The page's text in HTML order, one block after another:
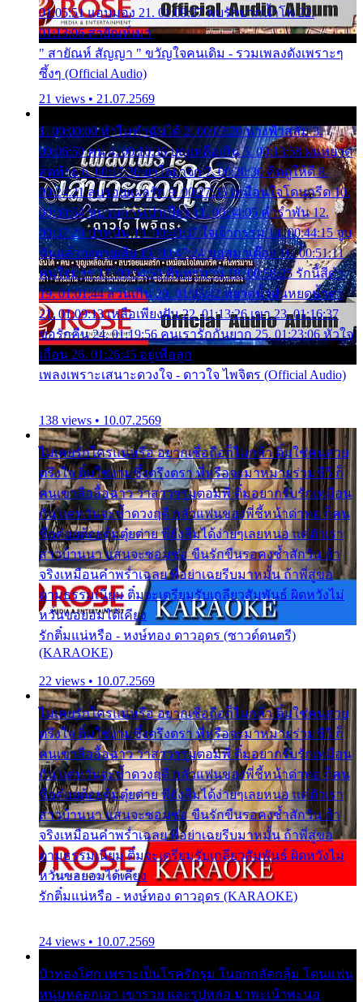
01:05:51 แอบมอง 21. 01:09:27 พบรักปากน้ำโพ 22.
01:13:06 สายัณห์เมา
" สายัณห์ สัญญา " ขวัญใจคนเดิม - รวมเพลงดังเพราะๆ
ซึ้งๆ (Official Audio)
21 views • 21.07.2569
1. 00:00:00 ทำไมทำฉันได้ 2. 00:03:20 นางฟ้าสลัม 3.
00:06:50 คน 4. 00:10:36 บุญเหลือเกิน 5. 00:13:58 ฝนหยาด
สุดท้าย 6. 00:17:30 ยาใจยาจก 7. 00:20:30 คิดดูให้ดี 8.
00:24:21 ลบรอยแผลรัก 9. 00:27:35 เหมือนใจโดนกรีด 10.
00:30:54 ขบวนการเปาเปียว 11. 00:34:05 คำรำพัน 12.
00:37:20 ปาหนัน 13. 00:40:37 ใจเจ้ากรรม 14. 00:44:15 จูบ
ฉันแล้วจงตายเสีย 15. 00:47:24 ขอสูมาเต๊อะ 16. 00:51:11
คนใจมาร 17. 00:54:50 คืนทรมาน 18. 00:58:25 รักนี้สีดำ
19. 01:01:44 ส่วนเกิน 20. 01:05:42 หยาดน้ำฝนหยดน้ำตา
21. 01:09:13 เหลือเพียงฝัน 22. 01:13:26 เขา 23. 01:16:37
ขอรักคืน 24. 01:19:56 คนเรารักกันยาก 25. 01:23:06 หัวใจ
เถื่อน 26. 01:26:45 อยู่เพื่อลูก
เพลงเพราะเสนาะดวงใจ - ดาวใจ ไพจิตร (Official Audio)
138 views • 10.07.2569
ไม่เคยรักใครแน่หรือ อยากเชื่อถือก็ไม่กล้า ติ๋มใช่คนสวย
ตรึงใจ ติ๋มใช่งามซึ้งตรึงตรา พี่หรือจะมาหมายร่วมชีวี ก็
คนเขาลืออื้อฉาว ว่าสาวๆรุมตอมพี่ ติ๋มอยากรับรักเหมือน
กัน แต่หวั่นจะช้ำดวงฤดี กลัวแฟนของพี่ชี้หน้าด่าทอ ก็คน
ชื่อต๋อยต้อยตุ้มตุ๋ยต่าย พี่ยังลืมได้ง่ายๆเลยหนอ แค่ตัวเรา
สาวบ้านนา แสนจะซอมซ่อ ขืนรักขืนรอคงช้ำสักวัน ถ้า
จริงเหมือนคำพร่ำเฉลย พี่อย่าเฉยรีบมาหมั้น ถ้าพี่สู่ขอ
ตามธรรมเนียม ติ๋มจะเตรียมรับเกลียวสัมพันธ์ ผิดหวังไม่
หวั่นขอยอมได้เคียง
รักติ๋มแน่หรือ - หงษ์ทอง ดาวอุดร (ซาวด์ดนตรี)
(KARAOKE)
22 views • 10.07.2569
ไม่เคยรักใครแน่หรือ อยากเชื่อถือก็ไม่กล้า ติ๋มใช่คนสวย
ตรึงใจ ติ๋มใช่งามซึ้งตรึงตรา พี่หรือจะมาหมายร่วมชีวี ก็
คนเขาลืออื้อฉาว ว่าสาวๆรุมตอมพี่ ติ๋มอยากรับรักเหมือน
กัน แต่หวั่นจะช้ำดวงฤดี กลัวแฟนของพี่ชี้หน้าด่าทอ ก็คน
ชื่อต๋อยต้อยตุ้มตุ๋ยต่าย พี่ยังลืมได้ง่ายๆเลยหนอ แค่ตัวเรา
สาวบ้านนา แสนจะซอมซ่อ ขืนรักขืนรอคงช้ำสักวัน ถ้า
จริงเหมือนคำพร่ำเฉลย พี่อย่าเฉยรีบมาหมั้น ถ้าพี่สู่ขอ
ตามธรรมเนียม ติ๋มจะเตรียมรับเกลียวสัมพันธ์ ผิดหวังไม่
หวั่นขอยอมได้เคียง
รักติ๋มแน่หรือ - หงษ์ทอง ดาวอุดร (KARAOKE)
24 views • 10.07.2569
บัวทองโศก เพราะเป็นโรครักรุม ในอกกลัดกลุ้ม โดนแฟน
หนุ่มหลอกเอา เขารวย และรูปหล่อ มาพะเน้าพะนอ